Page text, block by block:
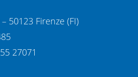
50123 Firenze (FI)
27071